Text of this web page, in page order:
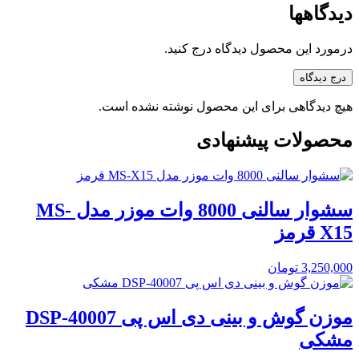
دیدگاهها
درمورد این محصول دیدگاه درج کنید.
درج دیدگاه
هیچ دیدگاهی برای این محصول نوشته نشده است.
محصولات پیشنهادی
سشوار سالنی 8000 وات موزر مدل MS-
X15 قرمز
3,250,000 تومان
موزن گوش و بینی دی اس پی DSP-40007
مشکی